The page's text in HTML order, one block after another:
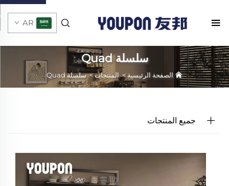
AR
سلسلة Quad
الصفحة الرئيسية >المنتجات>سلسلة Quad
جميع المنتجات